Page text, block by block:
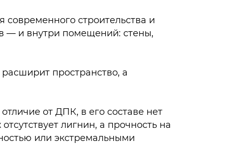
строительства и
— и внутри помещений: стены,
пространство, а
от ДПК, в его составе нет
лигнин, а прочность на
или экстремальными